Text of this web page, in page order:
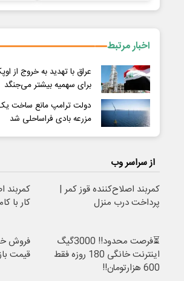
اخبار مرتبط
عراق با تهدید به خروج از
برای سهمیه بیشتر می‌جنگد
دولت ترامپ مانع ساخت
مزرعه بادی فراساحلی شد
از سراسر وب
کمربند اصلاح‌کننده قوز کمر |
پرداخت درب منزل
کمربند
کار با
⏳فرصت محدود!! 3000گیگ
اینترنت خانگی 180 روزه فقط
600 هزارتومان!!
فروش
قیمت